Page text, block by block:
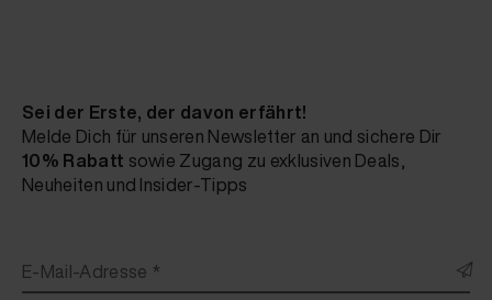
Sei der Erste, der davon erfährt!
Melde Dich für unseren Newsletter an und sichere Dir
10% Rabatt sowie Zugang zu exklusiven Deals,
Neuheiten und Insider-Tipps
E-Mail-Adresse *